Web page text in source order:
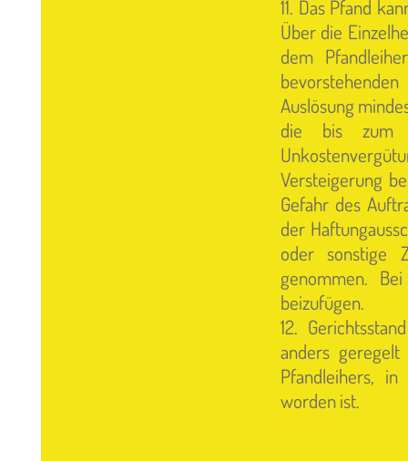
11. Das Pfand
Über die
dem
Auslösung
die bis zum
Versteigerung
Gefahr des
der
oder sonstige
genommen.
beizufügen.
12.
anders
Pfandleihers,
worden ist.